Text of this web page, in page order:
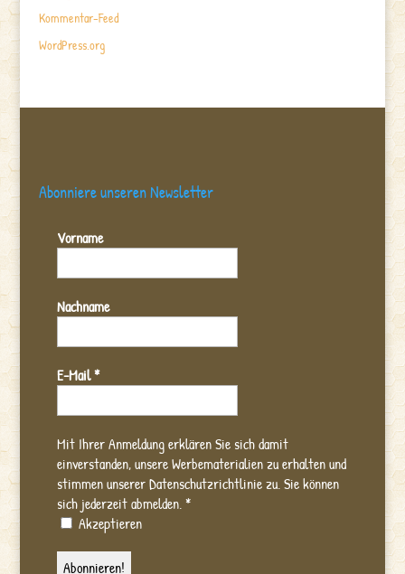
Kommentar-Feed
WordPress.org
Abonniere unseren Newsletter
Vorname
Nachname
E-Mail*
Mit Ihrer Anmeldung erklären Sie sich damit
einverstanden, unsere Werbematerialien zu erhalten und
stimmen unserer Datenschutzrichtlinie zu. Sie können
sich jederzeit abmelden.*
Akzeptieren